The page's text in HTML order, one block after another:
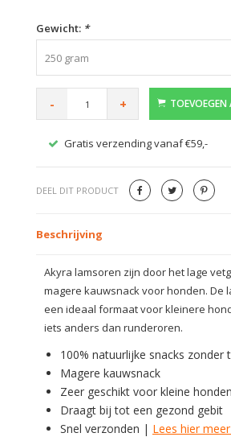
Gewicht: *
250 gram
- + TOEVOEGEN
Gratis verzending vanaf €59,-
DEEL DIT PRODUCT
Beschrijving
Akyra lamsoren zijn door het lage
magere kauwsnack voor honden. De
een ideaal formaat voor kleinere
iets anders dan runderoren.
100% natuurlijke snacks zonder
Magere kauwsnack
Zeer geschikt voor kleine honden
Draagt bij tot een gezond gebit
Snel verzonden | Lees hier